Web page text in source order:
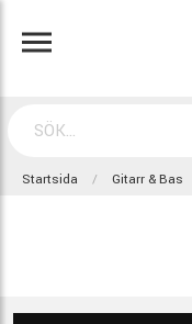
Startsida Gitarr & Bas